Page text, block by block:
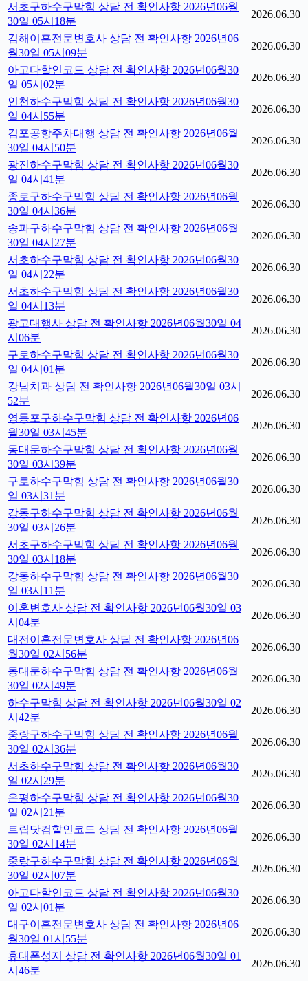
서초구하수구막힘 상담 전 확인사항 2026년06월
30일 05시18분
2026.06.30
김해이혼전문변호사 상담 전 확인사항 2026년06
월30일 05시09분
2026.06.30
아고다할인코드 상담 전 확인사항 2026년06월30
일 05시02분
2026.06.30
인천하수구막힘 상담 전 확인사항 2026년06월30
일 04시55분
2026.06.30
김포공항주차대행 상담 전 확인사항 2026년06월
30일 04시50분
2026.06.30
광진하수구막힘 상담 전 확인사항 2026년06월30
일 04시41분
2026.06.30
종로구하수구막힘 상담 전 확인사항 2026년06월
30일 04시36분
2026.06.30
송파구하수구막힘 상담 전 확인사항 2026년06월
30일 04시27분
2026.06.30
서초하수구막힘 상담 전 확인사항 2026년06월30
일 04시22분
2026.06.30
서초하수구막힘 상담 전 확인사항 2026년06월30
일 04시13분
2026.06.30
광고대행사 상담 전 확인사항 2026년06월30일 04
시06분
2026.06.30
구로하수구막힘 상담 전 확인사항 2026년06월30
일 04시01분
2026.06.30
강남치과 상담 전 확인사항 2026년06월30일 03시
52분
2026.06.30
영등포구하수구막힘 상담 전 확인사항 2026년06
월30일 03시45분
2026.06.30
동대문하수구막힘 상담 전 확인사항 2026년06월
30일 03시39분
2026.06.30
구로하수구막힘 상담 전 확인사항 2026년06월30
일 03시31분
2026.06.30
강동구하수구막힘 상담 전 확인사항 2026년06월
30일 03시26분
2026.06.30
서초구하수구막힘 상담 전 확인사항 2026년06월
30일 03시18분
2026.06.30
강동하수구막힘 상담 전 확인사항 2026년06월30
일 03시11분
2026.06.30
이혼변호사 상담 전 확인사항 2026년06월30일 03
시04분
2026.06.30
대전이혼전문변호사 상담 전 확인사항 2026년06
월30일 02시56분
2026.06.30
동대문하수구막힘 상담 전 확인사항 2026년06월
30일 02시49분
2026.06.30
하수구막힘 상담 전 확인사항 2026년06월30일 02
시42분
2026.06.30
중랑구하수구막힘 상담 전 확인사항 2026년06월
30일 02시36분
2026.06.30
서초하수구막힘 상담 전 확인사항 2026년06월30
일 02시29분
2026.06.30
은평하수구막힘 상담 전 확인사항 2026년06월30
일 02시21분
2026.06.30
트립닷컴할인코드 상담 전 확인사항 2026년06월
30일 02시14분
2026.06.30
중랑구하수구막힘 상담 전 확인사항 2026년06월
30일 02시07분
2026.06.30
아고다할인코드 상담 전 확인사항 2026년06월30
일 02시01분
2026.06.30
대구이혼전문변호사 상담 전 확인사항 2026년06
월30일 01시55분
2026.06.30
휴대폰성지 상담 전 확인사항 2026년06월30일 01
시46분
2026.06.30